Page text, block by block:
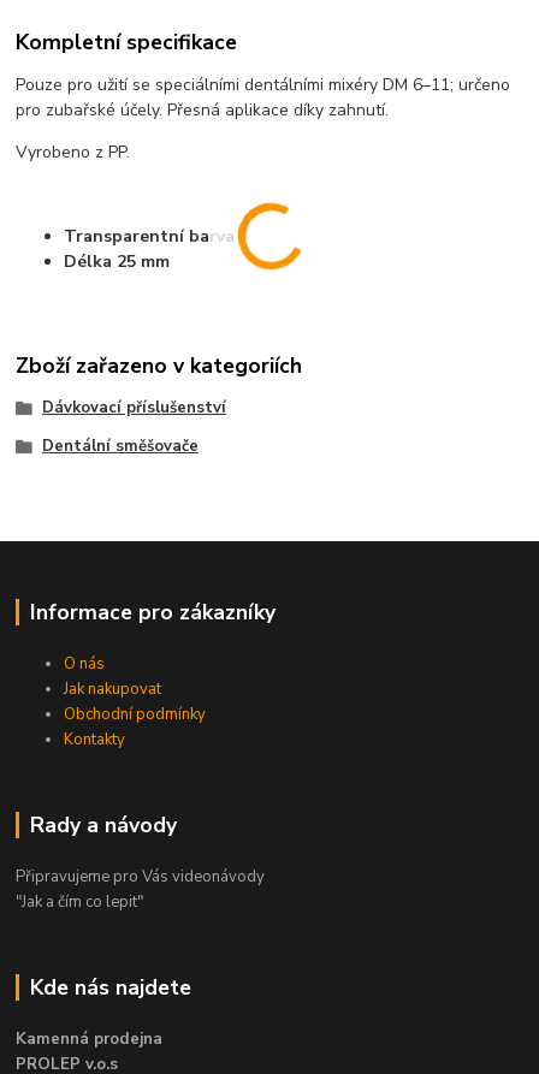
Kompletní specifikace
Pouze pro užití se speciálními den­tálními mixéry DM 6–11; určeno
pro zubařské účely. Přesná aplikace díky zahnutí.
Vyrobeno z PP.
Transparentní barva
Délka 25 mm
Zboží zařazeno v kategoriích
Dávkovací příslušenství
Dentální směšovače
Informace pro zákazníky
O nás
Jak nakupovat
Obchodní podmínky
Kontakty
Rady a návody
Připravujeme pro Vás videonávody
"Jak a čím co lepit"
Kde nás najdete
Kamenná prodejna
PROLEP v.o.s